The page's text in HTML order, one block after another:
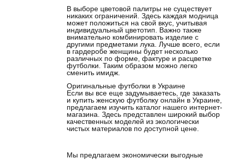
В выборе цветовой палитры не существует
никаких ограничений. Здесь каждая модница
может положиться на свой вкус, учитывая
индивидуальный цветотип. Важно также
внимательно комбинировать изделие с
другими предметами лука. Лучше всего, если
в гардеробе женщины будет несколько
различных по форме, фактуре и расцветке
футболки. Таким образом можно легко
сменить имидж.
Оригинальные футболки в Украине
Если вы все еще задумываетесь, где заказать
и купить женскую футболку онлайн в Украине,
предлагаем изучить каталог нашего интернет-
магазина. Здесь представлен широкий выбор
качественных моделей из экологически
чистых материалов по доступной цене.
Мы предлагаем экономически выгодные